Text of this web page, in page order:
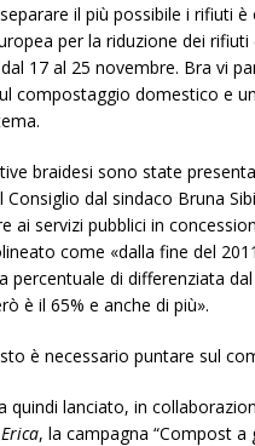
il più possibile i rifiuti è
per la riduzione dei rifiuti
17 al 25 novembre. Bra vi
compostaggio domestico e
braidesi sono state
Consiglio dal sindaco Bruna
ai servizi pubblici in
come «dalla fine del
percentuale di differenziata dal
è il 65% e anche di più».
è necessario puntare sul
quindi lanciato, in
Erica, la campagna “Compost a